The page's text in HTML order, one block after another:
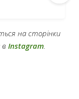
на сторінки
Instagram.